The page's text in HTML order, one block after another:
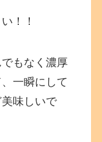
！！
もなく濃厚
一瞬にして
味しいで